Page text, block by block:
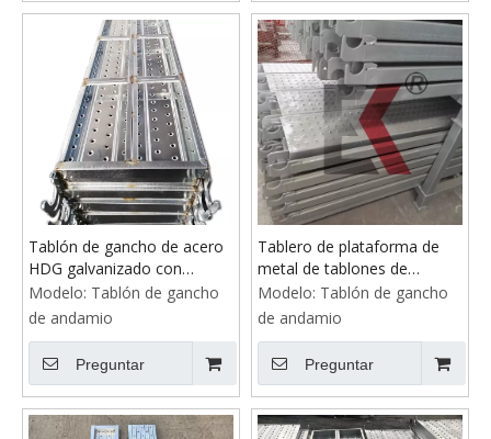
Tablón de gancho de acero
HDG galvanizado con
andamio
Modelo: Tablón de gancho
de andamio
Preguntar
Tablero de plataforma de
metal de tablones de
gancho de andamio
galvanizado
Modelo: Tablón de gancho
de andamio
Preguntar